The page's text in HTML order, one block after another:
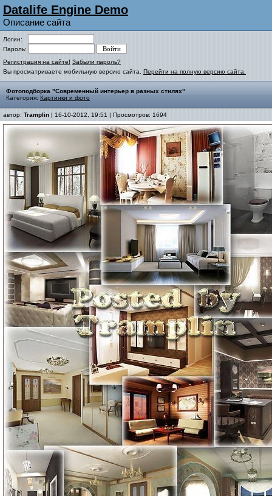
Datalife Engine Demo
Описание сайта
Логин:
Пароль:
Регистрация на сайте! Забыли пароль?
Вы просматриваете мобильную версию сайта. Перейти на полную версию сайта.
Фотоподборка "Современный интерьер в разных стилях"
Категория: Картинки и фото
автор: Tramplin | 16-10-2012, 19:51 | Просмотров: 1694